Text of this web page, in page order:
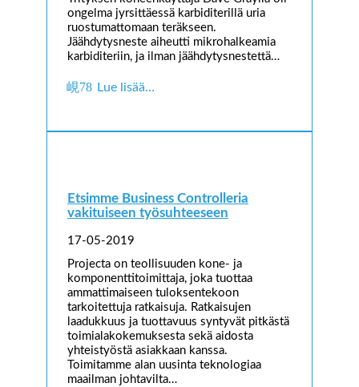
ongelma jyrsittäessä karbiditerillä uria
ruostumattomaan teräkseen.
Jäähdytysneste aiheutti mikrohalkeamia
karbiditeriin, ja ilman jäähdytysnestettä…
Lue lisää…
Etsimme Business Controlleria
vakituiseen työsuhteeseen
17-05-2019
Projecta on teollisuuden kone- ja
komponenttitoimittaja, joka tuottaa
ammattimaiseen tuloksentekoon
tarkoitettuja ratkaisuja. Ratkaisujen
laadukkuus ja tuottavuus syntyvät pitkästä
toimialakokemuksesta sekä aidosta
yhteistyöstä asiakkaan kanssa.
Toimitamme alan uusinta teknologiaa
maailman johtavilta…